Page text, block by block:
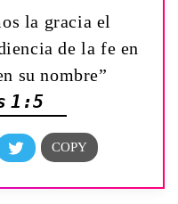
la gracia el
de la fe en
su nombre”
1:5